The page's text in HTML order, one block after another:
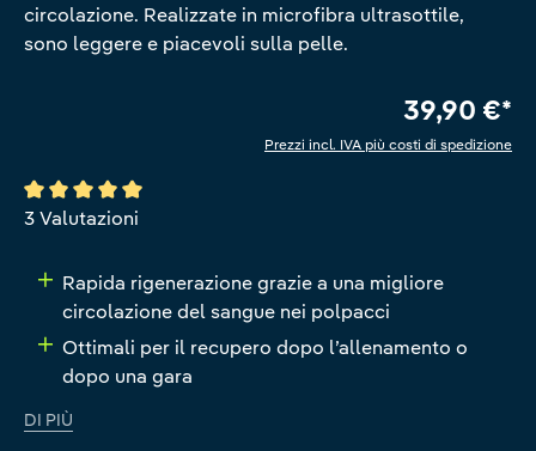
circolazione. Realizzate in microfibra ultrasottile,
sono leggere e piacevoli sulla pelle.
39,90 €*
Prezzi incl. IVA più costi di spedizione
Valutazione media di 5 su 5 stelle
3 Valutazioni
Rapida rigenerazione grazie a una migliore
circolazione del sangue nei polpacci
Ottimali per il recupero dopo l’allenamento o
dopo una gara
DI PIÙ